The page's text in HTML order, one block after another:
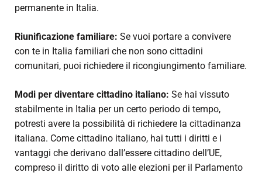
permanente in Italia.
Riunificazione familiare: Se vuoi portare a convivere
con te in Italia familiari che non sono cittadini
comunitari, puoi richiedere il ricongiungimento familiare.
Modi per diventare cittadino italiano: Se hai vissuto
stabilmente in Italia per un certo periodo di tempo,
potresti avere la possibilità di richiedere la cittadinanza
italiana. Come cittadino italiano, hai tutti i diritti e i
vantaggi che derivano dall’essere cittadino dell’UE,
compreso il diritto di voto alle elezioni per il Parlamento